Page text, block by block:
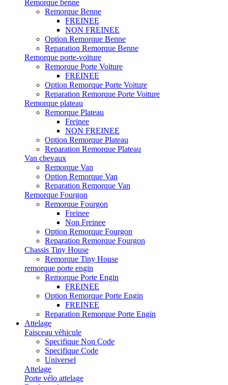
Remorque benne
Remorque Benne
FREINEE
NON FREINEE
Option Remorque Benne
Reparation Remorque Benne
Remorque porte-voiture
Remorque Porte Voiture
FREINEE
Option Remorque Porte Voiture
Reparation Remorque Porte Voiture
Remorque plateau
Remorque Plateau
Freinee
NON FREINEE
Option Remorque Plateau
Reparation Remorque Plateau
Van chevaux
Remorque Van
Option Remorque Van
Reparation Remorque Van
Remorque Fourgon
Remorque Fourgon
Freinee
Non Freinee
Option Remorque Fourgon
Reparation Remorque Fourgon
Chassis Tiny House
Remorque Tiny House
remorque porte engin
Remorque Porte Engin
FREINEE
Option Remorque Porte Engin
FREINEE
Reparation Remorque Porte Engin
Attelage
Faisceau véhicule
Specifique Non Code
Specifique Code
Universel
Attelage
Porte vélo attelage